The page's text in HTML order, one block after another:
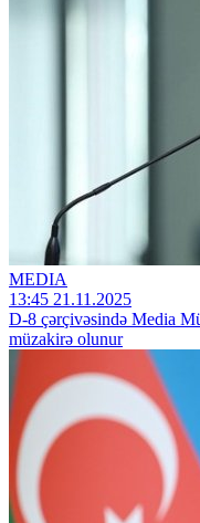
MEDIA
13:45 21.11.2025
D-8 çərçivəsində Media
müzakirə olunur